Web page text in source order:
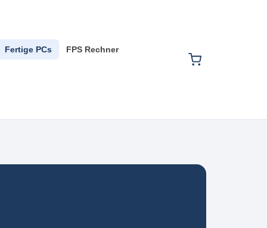
Fertige PCs FPS Rechner